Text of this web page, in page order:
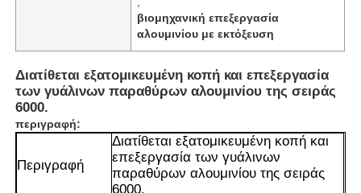
βιομηχανική επεξεργασία
αλουμινίου με εκτόξευση
Διατίθεται εξατομικευμένη κοπή και επεξεργασία
των γυάλινων παραθύρων αλουμινίου της σειράς
6000.
περιγραφή:
Περιγραφή
Διατίθεται εξατομικευμένη κοπή και
επεξεργασία των γυάλινων
παραθύρων αλουμινίου της σειράς
6000.